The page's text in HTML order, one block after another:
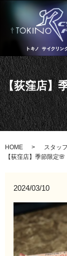
【荻窪店】
HOME
スタッ
【荻窪店】季節限定
2024/03/10